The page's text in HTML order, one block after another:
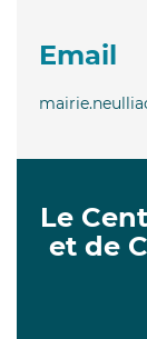
Email
Le
et de